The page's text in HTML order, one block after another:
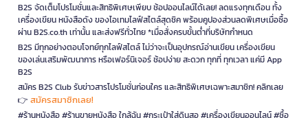
B2S จัดเต็มโปรโมชั่นและสิทธิพิเศษเพียบ ช้อปออนไลน์ได้เลย! ลดแรงทุกเดือน ทั้ง
เครื่องเขียน หนังสือดัง ของไอเทมไลฟ์สไตล์สุดชิค พร้อมคูปองส่วนลดพิเศษเมื่อซื้อ
ผ่าน B2S.co.th เท่านั้น และส่งฟรีทั่วไทย *เมื่อสั่งครบขั้นต่ำที่บริษัทกำหนด
B2S มีทุกอย่างตอบโจทย์ทุกไลฟ์สไตล์ ไม่ว่าจะเป็นอุปกรณ์อ่านเขียน เครื่องเขียน
ของเล่นเสริมพัฒนาการ หรือเฟอร์นิเจอร์ ช้อปง่าย สะดวก ทุกที่ ทุกเวลา แค่มี App
B2S
สมัคร B2S Club รับข่าวสารโปรโมชั่นก่อนใคร และสิทธิพิเศษเฉพาะสมาชิก! คลิกเลย
👉 สมัครสมาชิกเลย!
#ร้านหนังสือ #ร้านขายหนังสือ ใกล้ฉัน #กระเป๋าใส่ดินสอ #เครื่องเขียนออนไลน์ #ซื้อ